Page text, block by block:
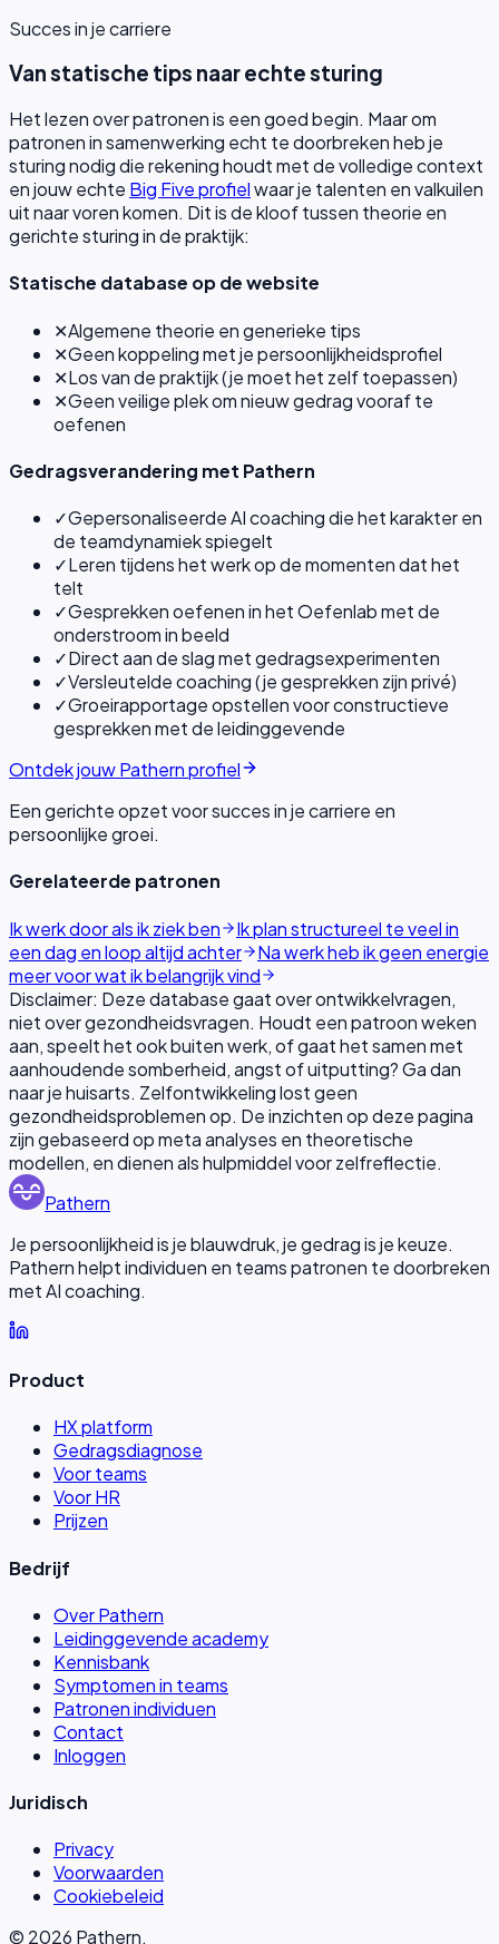
Succes in je carriere
Van statische tips naar echte sturing
Het lezen over patronen is een goed begin. Maar om
patronen in samenwerking echt te doorbreken heb je
sturing nodig die rekening houdt met de volledige context
en jouw echte Big Five profielwaar je talenten en valkuilen
uit naar voren komen. Dit is de kloof tussen theorie en
gerichte sturing in de praktijk:
Statische database op de website
✕Algemene theorie en generieke tips
✕Geen koppeling met je persoonlijkheidsprofiel
✕Los van de praktijk (je moet het zelf toepassen)
✕Geen veilige plek om nieuw gedrag vooraf te
oefenen
Gedragsverandering met Pathern
✓Gepersonaliseerde AI coaching die het karakter en
de teamdynamiek spiegelt
✓Leren tijdens het werk op de momenten dat het
telt
✓Gesprekken oefenen in het Oefenlab met de
onderstroom in beeld
✓Direct aan de slag met gedragsexperimenten
✓Versleutelde coaching (je gesprekken zijn privé)
✓Groeirapportage opstellen voor constructieve
gesprekken met de leidinggevende
Ontdek jouw Pathern profiel
Een gerichte opzet voor succes in je carriere en
persoonlijke groei.
Gerelateerde patronen
Ik werk door als ik ziek ben
Ik plan structureel te veel in
een dag en loop altijd achter
Na werk heb ik geen energie
meer voor wat ik belangrijk vind
Disclaimer: Deze database gaat over ontwikkelvragen,
niet over gezondheidsvragen. Houdt een patroon weken
aan, speelt het ook buiten werk, of gaat het samen met
aanhoudende somberheid, angst of uitputting? Ga dan
naar je huisarts. Zelfontwikkeling lost geen
gezondheidsproblemen op. De inzichten op deze pagina
zijn gebaseerd op meta analyses en theoretische
modellen, en dienen als hulpmiddel voor zelfreflectie.
Pathern
Je persoonlijkheid is je blauwdruk, je gedrag is je keuze.
Pathern helpt individuen en teams patronen te doorbreken
met AI coaching.
Product
HX platform
Gedragsdiagnose
Voor teams
Voor HR
Prijzen
Bedrijf
Over Pathern
Leidinggevende academy
Kennisbank
Symptomen in teams
Patronen individuen
Contact
Inloggen
Juridisch
Privacy
Voorwaarden
Cookiebeleid
© 2026 Pathern.